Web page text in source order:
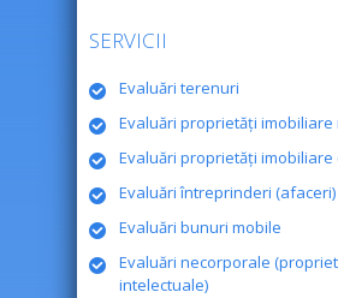
SERVICII
Evaluări terenuri
Evaluări proprietăţi
Evaluări proprietăţi imobiliare
Evaluări întreprinderi (afaceri)
Evaluări bunuri mobile
Evaluări necorporale
intelectuale)